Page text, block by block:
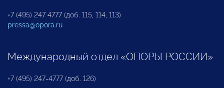
+7 (495) 247 4777 (доб. 115, 114, 113)
pressa@opora.ru
Международный отдел «ОПОРЫ РОССИИ»
+7 (495) 247-4777 (доб. 126)